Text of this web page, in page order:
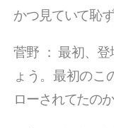
かつ見ていて恥
菅野 ：最初、登
ょう。最初のこ
ローされてたのか